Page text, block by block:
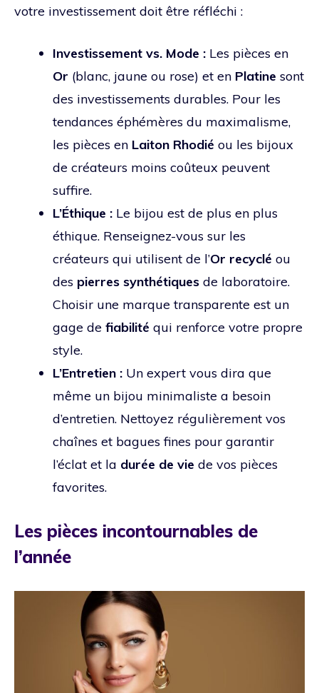
votre investissement doit être réfléchi :
Investissement vs. Mode : Les pièces en
Or (blanc, jaune ou rose) et en Platine sont
des investissements durables. Pour les
tendances éphémères du maximalisme,
les pièces en Laiton Rhodié ou les bijoux
de créateurs moins coûteux peuvent
suffire.
L’Éthique : Le bijou est de plus en plus
éthique. Renseignez-vous sur les
créateurs qui utilisent de l’Or recyclé ou
des pierres synthétiques de laboratoire.
Choisir une marque transparente est un
gage de fiabilité qui renforce votre propre
style.
L’Entretien : Un expert vous dira que
même un bijou minimaliste a besoin
d’entretien. Nettoyez régulièrement vos
chaînes et bagues fines pour garantir
l’éclat et la durée de vie de vos pièces
favorites.
Les pièces incontournables de
l’année